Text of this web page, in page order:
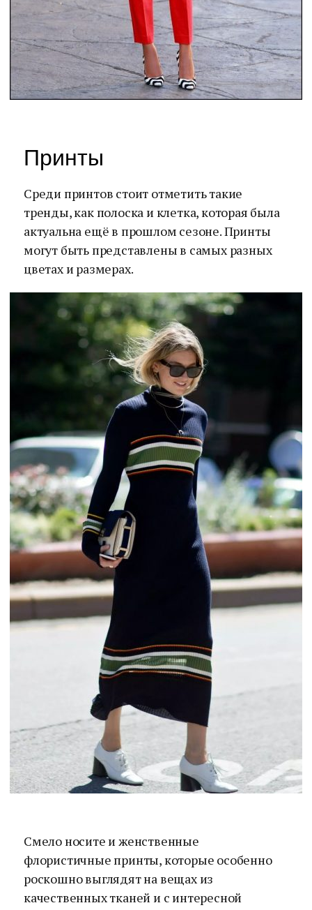
Принты
Среди принтов стоит отметить такие
тренды, как полоска и клетка, которая была
актуальна ещё в прошлом сезоне. Принты
могут быть представлены в самых разных
цветах и размерах.
Смело носите и женственные
флористичные принты, которые особенно
роскошно выглядят на вещах из
качественных тканей и с интересной